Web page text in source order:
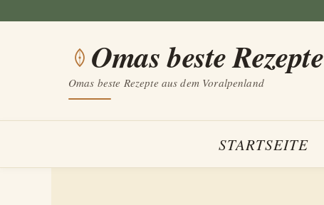
Omas beste Rezepte
Omas beste Rezepte aus dem Voralpenland
STARTSEITE